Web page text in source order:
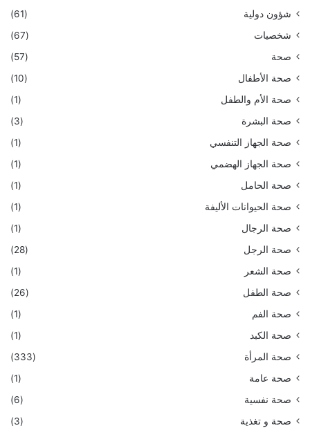
شؤون دولية
(61)
شخصيات
(67)
صحة
(57)
صحة الأطفال
(10)
صحة الأم والطفل
(1)
صحة البشرة
(3)
صحة الجهاز التنفسي
(1)
صحة الجهاز الهضمي
(1)
صحة الحامل
(1)
صحة الحيوانات الأليفة
(1)
صحة الرجال
(1)
صحة الرجل
(28)
صحة الشعر
(1)
صحة الطفل
(26)
صحة الفم
(1)
صحة الكبد
(1)
صحة المرأة
(333)
صحة عامة
(1)
صحة نفسية
(6)
صحة و تغذية
(3)